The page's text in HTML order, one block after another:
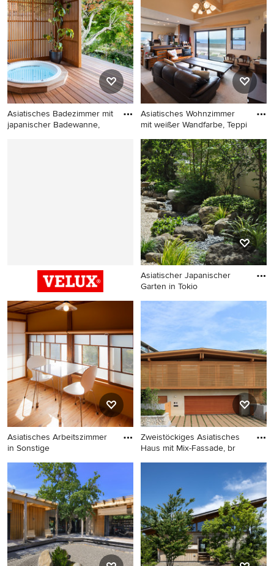
Holzboden und braunem
Boden in Sonstige
Sonstige
Asiatisches Badezimmer mit
japanischer Badewanne,
Asiatisches Wohnzimmer
mit weißer Wandfarbe, Teppi
Asiatisches Wohnzimmer mit
weißer Wandfarbe,
Teppichboden und beigem
Boden in Sonstige
Asiatischer Japanischer
Garten in Tokio
Asiatischer Japanischer
Garten in Tokio
Asiatisches Arbeitszimmer
in Sonstige
Asiatisches Arbeitszimmer in
Sonstige
Zweistöckiges Asiatisches
Haus mit Mix-Fassade, br
Zweistöckiges Asiatisches
Haus mit Mix-Fassade,
brauner Fassadenfarbe und
Satteldach in Nagoya